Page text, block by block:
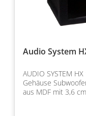
Audio System
AUDIO SYSTEM
Gehäuse
aus MDF mit 3,6